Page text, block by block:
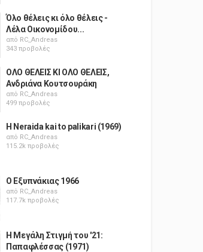
Όλο θέλεις κι όλο θέλεις -
Λέλα Οικονομίδου...
από RC_Andreas
343 προβολές
ΟΛΟ ΘΕΛΕΙΣ ΚΙ ΟΛΟ ΘΕΛΕΙΣ,
Ανδριάνα Κουτσουράκη
από RC_Andreas
499 προβολές
H Neraida kai to palikari (1969)
από RC_Andreas
115.2k προβολές
Ο Εξυπνάκιας 1966
από RC_Andreas
117.7k προβολές
Η Μεγάλη Στιγμή του '21:
Παπαφλέσσας (1971)